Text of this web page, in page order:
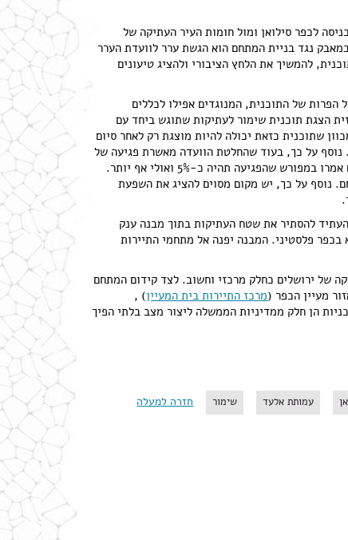
לכפר סילואן ומול חומות העיר העתיקה של
נגד בניית המתחם הוא הגשת ערר לוועדת הערר
להמשיך את הלחץ הציבורי ולהציג טיעונים
הפרות של התוכנית, המנוגדים אפילו לכללים
הצגת תוכנית שימור לעתיקות שתוגש ביחד עם
שתוכנית כזאת יכולה להיות מוצגת רק לאחר סיום
על כך, בעוד שהחלטת הוועדה מאשרת פגיעה של
כ-3% בשכבה הארכיאולוגית לצורך בניית יסודות המבנה, מתכנני המתחם אמרו במפורש שהפגיעה תהיה כ-5% ואולי אף יותר.
נוסף על כך, יש מקום מסוים להציג את השפעת
להסתיר את שטח העתיקות בתוך מבנה ענק
פלסטיני. המבנה יפנה אל מתחמי התיירות
של ירושלים כחלק מרכזי וחשוב. לצד קידום המתחם
מעיין הכפר (מרכז התיירות בית המעיין) ,
הן חלק ממדיניות הממשלה ליצור מצב בלתי הפיך
עמותת אלעד שימור חזרה למעלה